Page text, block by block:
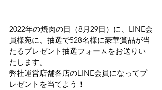
2022年の焼肉の日（8月29日）に、LINE会
員様宛に、抽選で528名様に豪華賞品が当
たるプレゼント抽選フォーㇺをお送りい
たします。
弊社運営店舗各店のLINE会員になってプ
レゼントを当てよう！